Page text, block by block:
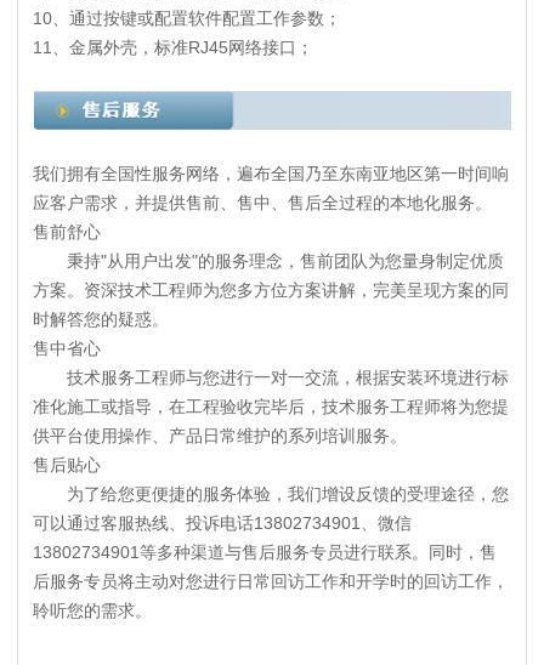
10、通过按键或配置软件配置工作参数；
11、金属外壳，标准RJ45网络接口；
我们拥有全国性服务网络，遍布全国乃至东南亚地区第一时间响
应客户需求，并提供售前、售中、售后全过程的本地化服务。
售前舒心
秉持"从用户出发"的服务理念，售前团队为您量身制定优质
方案。资深技术工程师为您多方位方案讲解，完美呈现方案的同
时解答您的疑惑。
售中省心
技术服务工程师与您进行一对一交流，根据安装环境进行标
准化施工或指导，在工程验收完毕后，技术服务工程师将为您提
供平台使用操作、产品日常维护的系列培训服务。
售后贴心
为了给您更便捷的服务体验，我们增设反馈的受理途径，您
可以通过客服热线、投诉电话13802734901、微信
13802734901等多种渠道与售后服务专员进行联系。同时，售
后服务专员将主动对您进行日常回访工作和开学时的回访工作，
聆听您的需求。